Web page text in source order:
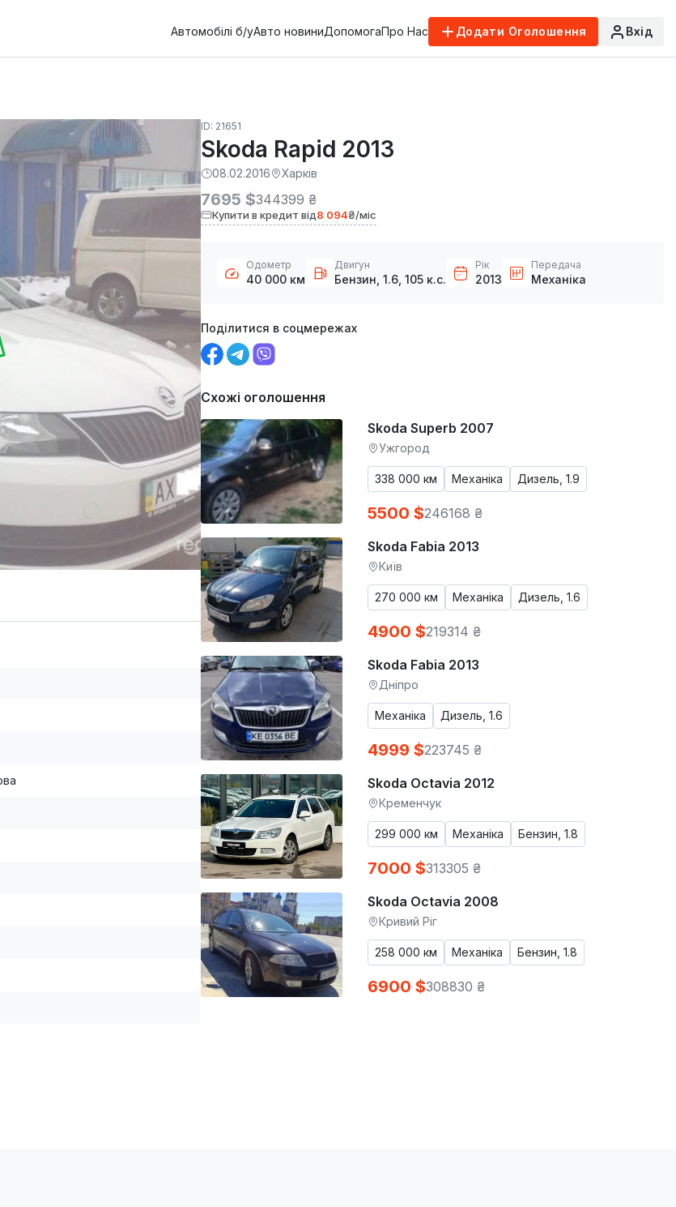
Автомобілі б/уАвто новиниДопомогаПро Нас Додати Оголошення Вхід
ID: 21651
Skoda Rapid 2013
08.02.2016 Харків
7695 $344399 ₴
Купити в кредит від8 094₴/міс
Одометр
40 000 км
Двигун
Бензин, 1.6, 105 к.с.
Рік
2013
Передача
Механіка
Поділитися в соцмережах
Схожі оголошення
Skoda Superb 2007
Ужгород
338 000 км Механіка Дизель, 1.9
5500 $246168 ₴
Skoda Fabia 2013
Київ
270 000 км Механіка Дизель, 1.6
4900 $219314 ₴
Skoda Fabia 2013
Дніпро
Механіка Дизель, 1.6
4999 $223745 ₴
Skoda Octavia 2012
Кременчук
299 000 км Механіка Бензин, 1.8
7000 $313305 ₴
Skoda Octavia 2008
Кривий Ріг
258 000 км Механіка Бензин, 1.8
6900 $308830 ₴